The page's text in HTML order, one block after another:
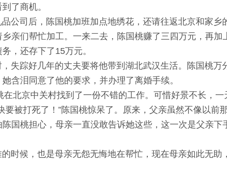
了商机。
司后，陈国桃加班加点地绣花，还请往返北京和家乡
亲们帮忙加工。一来二去，陈国桃赚了三四万元，再加
，还存下了15万元。
踪好几年的丈夫要将他带到湖北武汉生活。陈国桃万
含泪同意了他的要求，并办理了离婚手续。
京中关村找到了一份不错的工作。可惜好景不长，一
要被打死了！”陈国桃惊呆了。原来，父亲虽然不像以前
国桃担心，母亲一直没敢告诉她这些，这一次是父亲
候，也是母亲无怨无悔地在帮忙，现在母亲如此无助